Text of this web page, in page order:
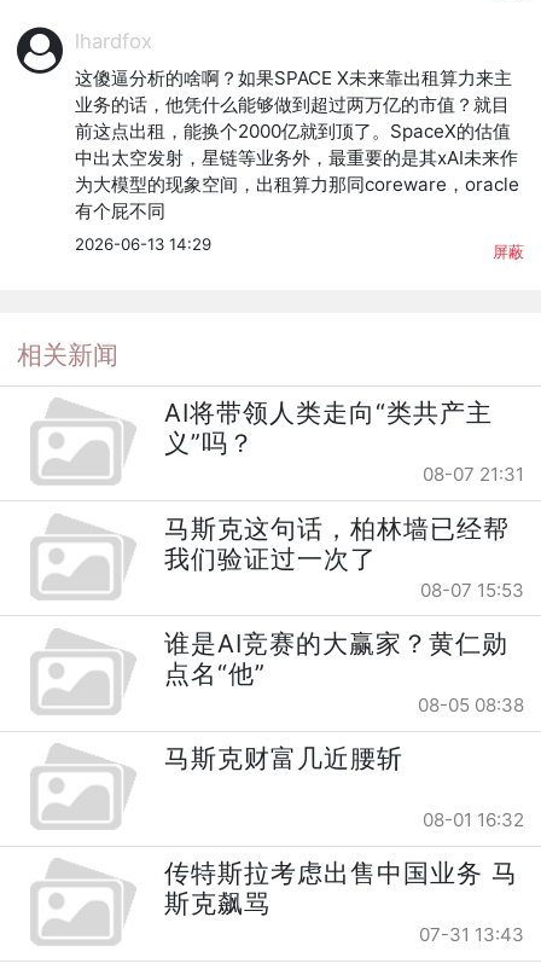
lhardfox
这傻逼分析的啥啊？如果SPACE X未来靠出租算力来主
业务的话，他凭什么能够做到超过两万亿的市值？就目
前这点出租，能换个2000亿就到顶了。SpaceX的估值
中出太空发射，星链等业务外，最重要的是其xAI未来作
为大模型的现象空间，出租算力那同coreware，oracle
有个屁不同
2026-06-13 14:29 屏蔽
相关新闻
AI将带领人类走向“类共产主
义”吗？
08-07 21:31
马斯克这句话，柏林墙已经帮
我们验证过一次了
08-07 15:53
谁是AI竞赛的大赢家？黄仁勋
点名“他”
08-05 08:38
马斯克财富几近腰斩
08-01 16:32
传特斯拉考虑出售中国业务 马
斯克飙骂
07-31 13:43